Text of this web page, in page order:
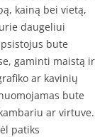
kainą bei vietą,
daugeliui
bute
gaminti maistą ir
ar kavinių
bute
ar virtuve.
patiks